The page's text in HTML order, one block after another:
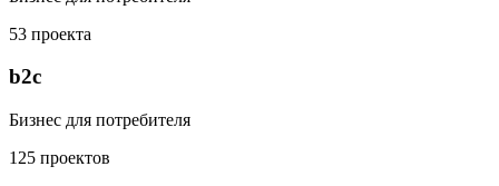
53 проекта
b2c
Бизнес для потребителя
125 проектов